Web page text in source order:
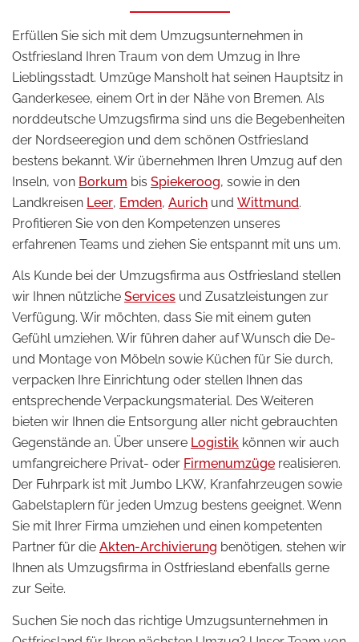
Erfüllen Sie sich mit dem Umzugsunternehmen in
Ostfriesland Ihren Traum von dem Umzug in Ihre
Lieblingsstadt. Umzüge Mansholt hat seinen Hauptsitz in
Ganderkesee, einem Ort in der Nähe von Bremen. Als
norddeutsche Umzugsfirma sind uns die Begebenheiten
der Nordseeregion und dem schönen Ostfriesland
bestens bekannt. Wir übernehmen Ihren Umzug auf den
Inseln, von Borkum bis Spiekeroog, sowie in den
Landkreisen Leer, Emden, Aurich und Wittmund.
Profitieren Sie von den Kompetenzen unseres
erfahrenen Teams und ziehen Sie entspannt mit uns um.
Als Kunde bei der Umzugsfirma aus Ostfriesland stellen
wir Ihnen nützliche Services und Zusatzleistungen zur
Verfügung. Wir möchten, dass Sie mit einem guten
Gefühl umziehen. Wir führen daher auf Wunsch die De-
und Montage von Möbeln sowie Küchen für Sie durch,
verpacken Ihre Einrichtung oder stellen Ihnen das
entsprechende Verpackungsmaterial. Des Weiteren
bieten wir Ihnen die Entsorgung aller nicht gebrauchten
Gegenstände an. Über unsere Logistik können wir auch
umfangreichere Privat- oder Firmenumzüge realisieren.
Der Fuhrpark ist mit Jumbo LKW, Kranfahrzeugen sowie
Gabelstaplern für jeden Umzug bestens geeignet. Wenn
Sie mit Ihrer Firma umziehen und einen kompetenten
Partner für die Akten-Archivierung benötigen, stehen wir
Ihnen als Umzugsfirma in Ostfriesland ebenfalls gerne
zur Seite.
Suchen Sie noch das richtige Umzugsunternehmen in